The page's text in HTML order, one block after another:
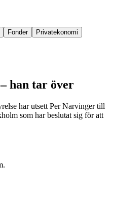
Fonder
Privatekonomi
han tar över
har utsett Per Narvinger till
som har beslutat sig för att